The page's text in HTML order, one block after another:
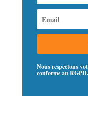
Nous respectons
conforme au RGPD.